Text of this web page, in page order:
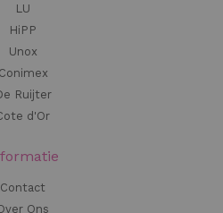
LU
HiPP
Unox
Conimex
Ruijter
d'Or
Contact
Ons